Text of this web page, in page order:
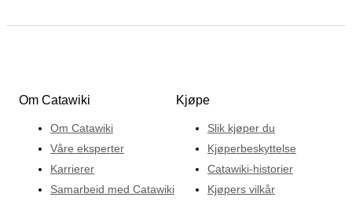
Om Catawiki
Om Catawiki
Våre eksperter
Karrierer
Samarbeid med Catawiki
Kjøpe
Slik kjøper du
Kjøperbeskyttelse
Catawiki-historier
Kjøpers vilkår